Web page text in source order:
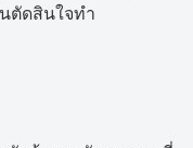
ตัดสินใจทำ